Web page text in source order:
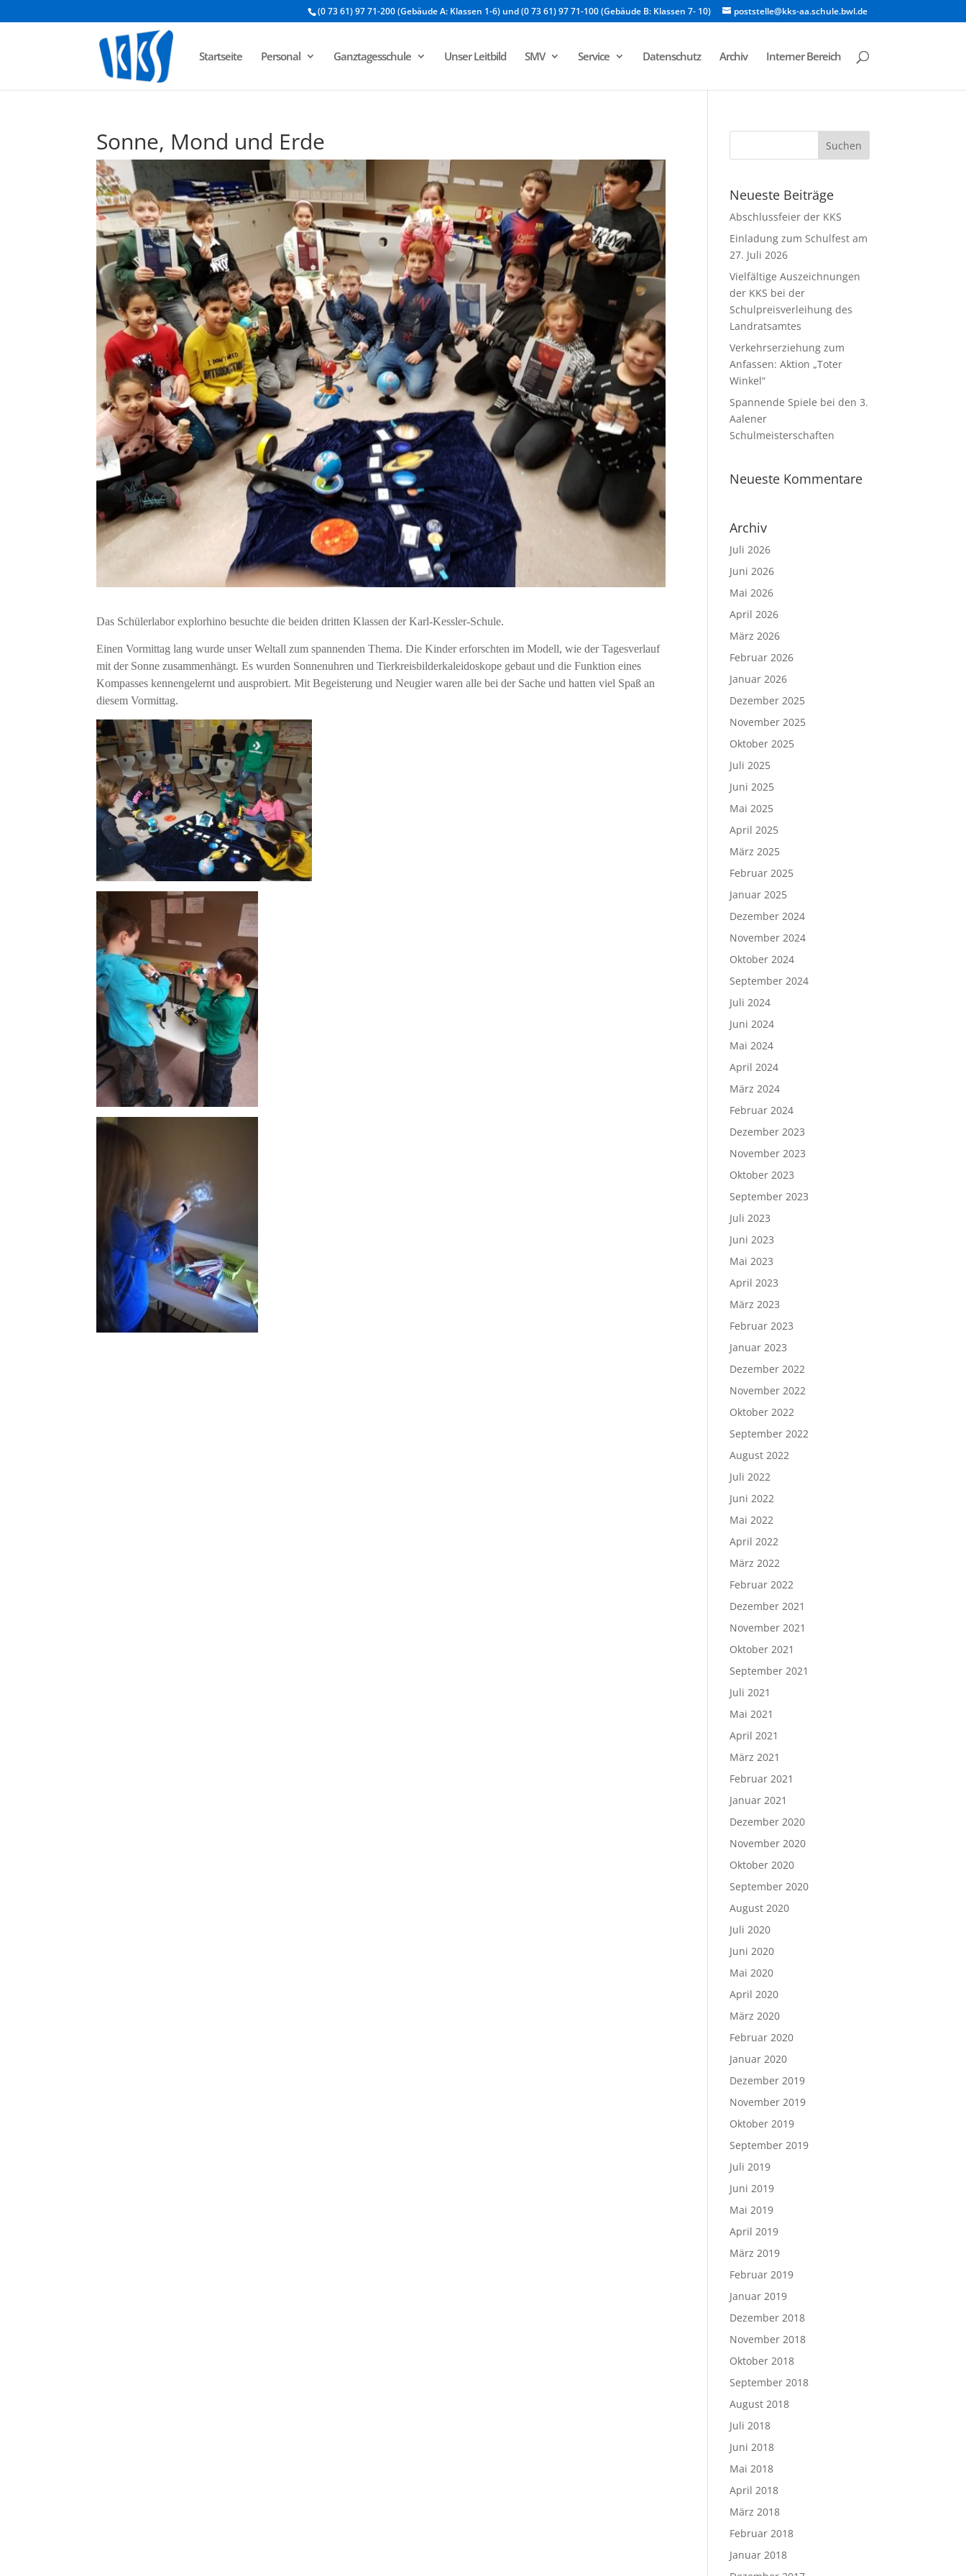
(0 73 61) 97 71-200 (Gebäude A: Klassen 1-6) und (0 73 61) 97 71-100 (Gebäude B: Klassen 7- 10) poststelle@kks-aa.schule.bwl.de
Startseite Personal Ganztagesschule Unser Leitbild SMV Service Datenschutz Archiv Interner Bereich
Sonne, Mond und Erde
Das Schülerlabor explorhino besuchte die beiden dritten Klassen der Karl-Kessler-Schule.
Einen Vormittag lang wurde unser Weltall zum spannenden Thema. Die Kinder erforschten im Modell, wie der Tagesverlauf
mit der Sonne zusammenhängt. Es wurden Sonnenuhren und Tierkreisbilderkaleidoskope gebaut und die Funktion eines
Kompasses kennengelernt und ausprobiert. Mit Begeisterung und Neugier waren alle bei der Sache und hatten viel Spaß an
diesem Vormittag.
Neueste Beiträge
Abschlussfeier der KKS
Einladung zum Schulfest am
27. Juli 2026
Vielfältige Auszeichnungen
der KKS bei der
Schulpreisverleihung des
Landratsamtes
Verkehrserziehung zum
Anfassen: Aktion „Toter
Winkel“
Spannende Spiele bei den 3.
Aalener
Schulmeisterschaften
Neueste Kommentare
Archiv
Juli 2026
Juni 2026
Mai 2026
April 2026
März 2026
Februar 2026
Januar 2026
Dezember 2025
November 2025
Oktober 2025
Juli 2025
Juni 2025
Mai 2025
April 2025
März 2025
Februar 2025
Januar 2025
Dezember 2024
November 2024
Oktober 2024
September 2024
Juli 2024
Juni 2024
Mai 2024
April 2024
März 2024
Februar 2024
Dezember 2023
November 2023
Oktober 2023
September 2023
Juli 2023
Juni 2023
Mai 2023
April 2023
März 2023
Februar 2023
Januar 2023
Dezember 2022
November 2022
Oktober 2022
September 2022
August 2022
Juli 2022
Juni 2022
Mai 2022
April 2022
März 2022
Februar 2022
Dezember 2021
November 2021
Oktober 2021
September 2021
Juli 2021
Mai 2021
April 2021
März 2021
Februar 2021
Januar 2021
Dezember 2020
November 2020
Oktober 2020
September 2020
August 2020
Juli 2020
Juni 2020
Mai 2020
April 2020
März 2020
Februar 2020
Januar 2020
Dezember 2019
November 2019
Oktober 2019
September 2019
Juli 2019
Juni 2019
Mai 2019
April 2019
März 2019
Februar 2019
Januar 2019
Dezember 2018
November 2018
Oktober 2018
September 2018
August 2018
Juli 2018
Juni 2018
Mai 2018
April 2018
März 2018
Februar 2018
Januar 2018